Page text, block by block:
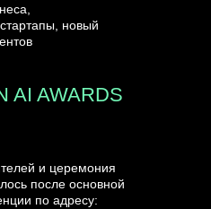
и церемония
после основной
по адресу:
AI AWARDS
новый